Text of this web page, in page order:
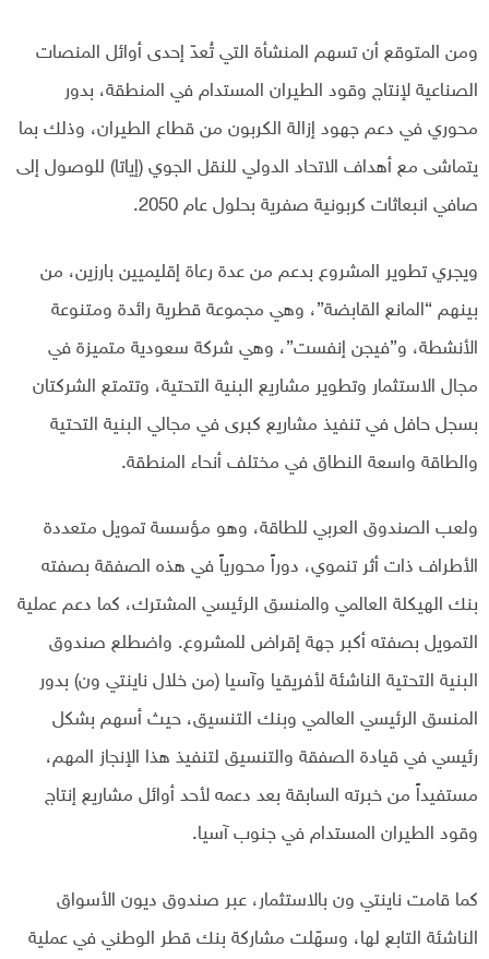
ومن المتوقع أن تسهم المنشأة التي تُعدّ إحدى أوائل المنصات
الصناعية لإنتاج وقود الطيران المستدام في المنطقة، بدور
محوري في دعم جهود إزالة الكربون من قطاع الطيران، وذلك بما
يتماشى مع أهداف الاتحاد الدولي للنقل الجوي (إياتا) للوصول إلى
صافي انبعاثات كربونية صفرية بحلول عام 2050.
ويجري تطوير المشروع بدعم من عدة رعاة إقليميين بارزين، من
بينهم “المانع القابضة”، وهي مجموعة قطرية رائدة ومتنوعة
الأنشطة، و”فيجن إنفست”، وهي شركة سعودية متميزة في
مجال الاستثمار وتطوير مشاريع البنية التحتية، وتتمتع الشركتان
بسجل حافل في تنفيذ مشاريع كبرى في مجالي البنية التحتية
والطاقة واسعة النطاق في مختلف أنحاء المنطقة.
ولعب الصندوق العربي للطاقة، وهو مؤسسة تمويل متعددة
الأطراف ذات أثر تنموي، دوراً محورياً في هذه الصفقة بصفته
بنك الهيكلة العالمي والمنسق الرئيسي المشترك، كما دعم عملية
التمويل بصفته أكبر جهة إقراض للمشروع. واضطلع صندوق
البنية التحتية الناشئة لأفريقيا وآسيا (من خلال ناينتي ون) بدور
المنسق الرئيسي العالمي وبنك التنسيق، حيث أسهم بشكل
رئيسي في قيادة الصفقة والتنسيق لتنفيذ هذا الإنجاز المهم،
مستفيداً من خبرته السابقة بعد دعمه لأحد أوائل مشاريع إنتاج
وقود الطيران المستدام في جنوب آسيا.
كما قامت ناينتي ون بالاستثمار، عبر صندوق ديون الأسواق
الناشئة التابع لها، وسهّلت مشاركة بنك قطر الوطني في عملية